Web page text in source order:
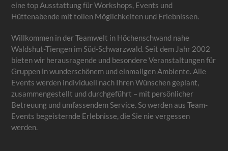
eine top Ausstattung für Workshops, Events und
Hüttenabende mit tollen Möglichkeiten und Erlebnissen.
Willkommen in der Teamwelt in Höchenschwand nahe
Waldshut-Tiengen im Süd-Schwarzwald. Seit dem Jahr 2002
bieten wir herausragende und besondere Veranstaltungen für
Gruppen in wunderschönem und einmaligen Ambiente. Alle
Events werden individuell nach Ihren Wünschen geplant,
zusammengestellt und durchgeführt – mit persönlicher
Betreuung und umfassendem Service. So werden aus Team-
Events begeisternde Erlebnisse, die Sie nie vergessen
werden.